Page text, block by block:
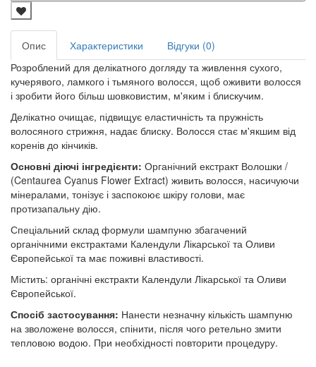
Опис Характеристики
Відгуки (0)
Розроблений для делікатного догляду та живлення сухого,
кучерявого, ламкого і тьмяного волосся, щоб оживити волосся
і зробити його більш шовковистим, м'яким і блискучим.
Делікатно очищає, підвищує еластичність та пружність
волосяного стрижня, надає блиску. Волосся стає м'якшим від
коренів до кінчиків.
Основні діючі інгредієнти: Органічний екстракт Волошки /
(Centaurea Cyanus Flower Extract) живить волосся, насичуючи
мінералами, тонізує і заспокоює шкіру голови, має
протизапальну дію.
Спеціальний склад формули шампуню збагачений
органічними екстрактами Календули Лікарської та Оливи
Європейської та має поживні властивості.
Містить: органічні екстракти Календули Лікарської та Оливи
Європейської.
Спосіб застосування: Нанести незначну кількість шампуню
на зволожене волосся, спінити, після чого ретельно змити
тепловою водою. При необхідності повторити процедуру.